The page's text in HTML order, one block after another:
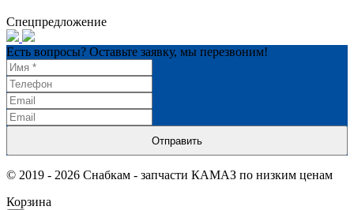
Спецпредложение
Есть вопросы? Оставьте заявку, мы перезвоним!
Отправить
© 2019 - 2026 Снабкам - запчасти КАМАЗ по низким ценам
Корзина